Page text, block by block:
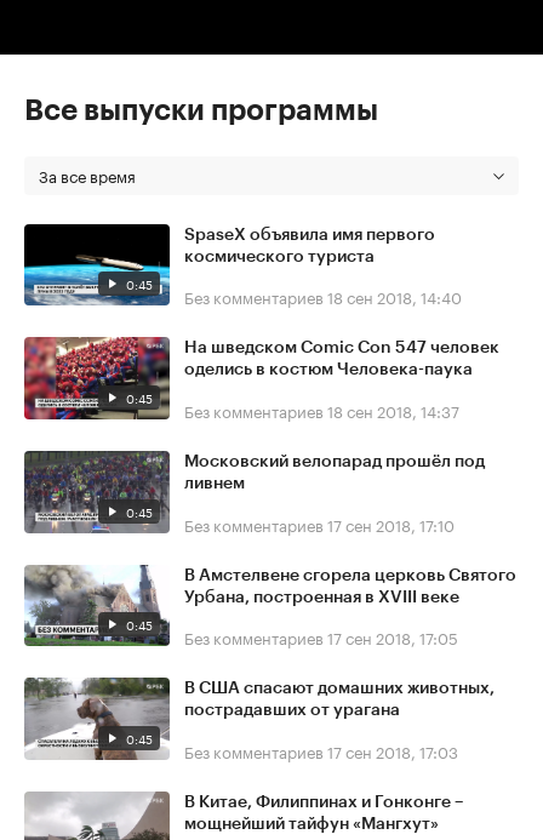
Все выпуски программы
За все время
0:45
SpaseX объявила имя первого
космического туриста
Без комментариев 18 сен 2018, 14:40
0:45
На шведском Comic Con 547 человек
оделись в костюм Человека-паука
Без комментариев 18 сен 2018, 14:37
0:45
Московский велопарад прошёл под
ливнем
Без комментариев 17 сен 2018, 17:10
0:45
В Амстелвене сгорела церковь Святого
Урбана, построенная в XVIII веке
Без комментариев 17 сен 2018, 17:05
0:45
В США спасают домашних животных,
пострадавших от урагана
Без комментариев 17 сен 2018, 17:03
В Китае, Филиппинах и Гонконге –
мощнейший тайфун «Мангхут»